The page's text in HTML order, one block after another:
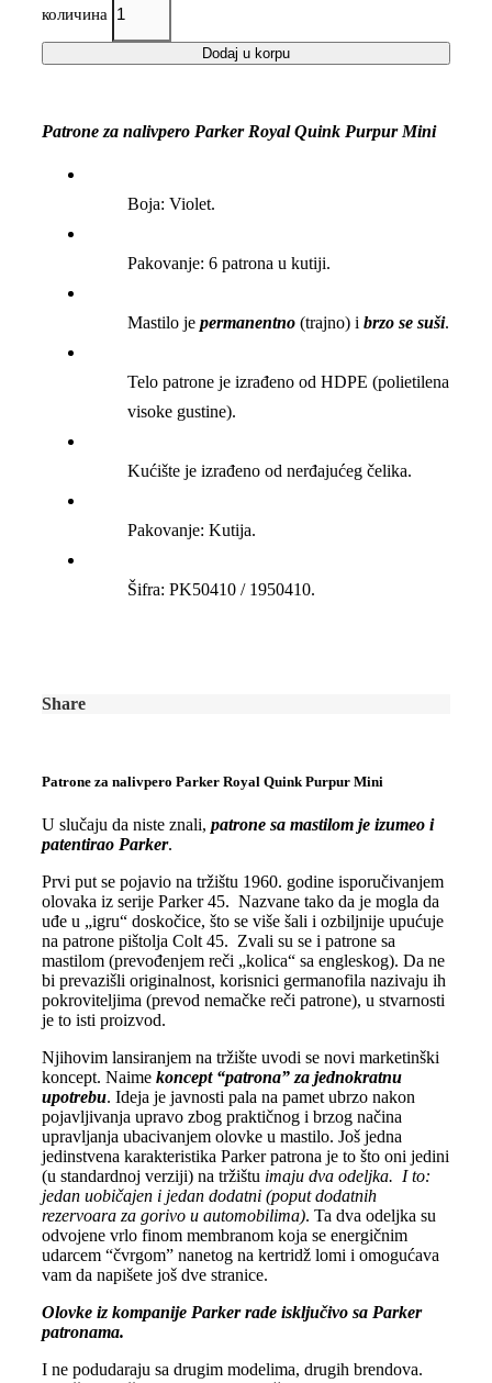
количина
Dodaj u korpu
Patrone za nalivpero Parker Royal Quink Purpur Mini
Boja: Violet.
Pakovanje: 6 patrona u kutiji.
Mastilo jepermanentno (trajno) ibrzo se suši.
Telo patrone je izrađeno od HDPE (polietilena
visoke gustine).
Kućište je izrađeno od nerđajućeg čelika.
Pakovanje: Kutija.
Šifra: PK50410 / 1950410.
Share
Patrone za nalivpero Parker Royal Quink Purpur Mini
U slučaju da niste znali, patrone sa mastilom je izumeo i
patentirao Parker.
Prvi put se pojavio na tržištu 1960. godine isporučivanjem
olovaka iz serije Parker 45. Nazvane tako da je mogla da
uđe u „igru“ doskočice, što se više šali i ozbiljnije upućuje
na patrone pištolja Colt 45. Zvali su se i patrone sa
mastilom (prevođenjem reči „kolica“ sa engleskog). Da ne
bi prevazišli originalnost, korisnici germanofila nazivaju ih
pokroviteljima (prevod nemačke reči patrone), u stvarnosti
je to isti proizvod.
Njihovim lansiranjem na tržište uvodi se novi marketinški
koncept. Naimekoncept “patrona” za jednokratnu
upotrebu. Ideja je javnosti pala na pamet ubrzo nakon
pojavljivanja upravo zbog praktičnog i brzog načina
upravljanja ubacivanjem olovke u mastilo. Još jedna
jedinstvena karakteristika Parker patrona je to što oni jedini
(u standardnoj verziji) na tržištu imaju dva odeljka. I to:
jedan uobičajen i jedan dodatni (poput dodatnih
rezervoara za gorivo u automobilima). Ta dva odeljka su
odvojene vrlo finom membranom koja se energičnim
udarcem “čvrgom” nanetog na kertridž lomi i omogućava
vam da napišete još dve stranice.
Olovke iz kompanije Parker rade isključivo sa Parker
patronama.
I ne podudaraju sa drugim modelima, drugih brendova.